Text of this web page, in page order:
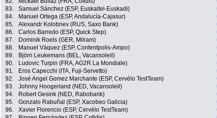
83.
Samuel Sánchez (ESP, Euskaltel-Euskadi)
84.
Manuel Ortega (ESP, Andalucía-Cajasur)
85.
Alexandr Kolobnev (RUS, Saxo Bank)
86.
Carlos Barredo (ESP, Quick Step)
87.
Dominik Roels (GER, Milram)
88.
Manuel Váquez (ESP, Contentpolis-Ampo)
89.
Björn Leukemans (BEL, Vacansoleil)
90.
Ludovic Turpin (FRA, AG2R La Mondiale)
91.
Eros Capecchi (ITA, Fuji-Servetto)
92.
José Angel Gomez Marchante (ESP, Cervélo TestTeam)
93.
Johnny Hoogerland (NED, Vacansoleil)
94.
Robert Gesink (NED, Rabobank)
95.
Gonzalo Rabuñal (ESP, Xacobeo Galicia)
96.
Xavier Florencio (ESP, Cervélo TestTeam)